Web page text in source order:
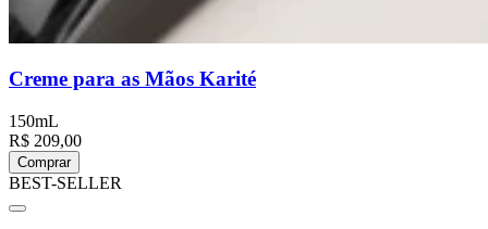
Creme para as Mãos Karité
150mL
R$ 209,00
Comprar
BEST-SELLER